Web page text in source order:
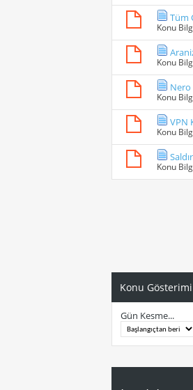
Tüm
Konu
Konu
Nero
Konu
VPN
Konu
Konu
Konu
Gün Kesme...